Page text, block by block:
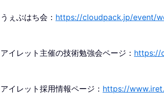
うぇぶはち会： https://cloudpack.jp/event/
アイレット主催の技術勉強会ページ： https://
アイレット採用情報ページ： https://